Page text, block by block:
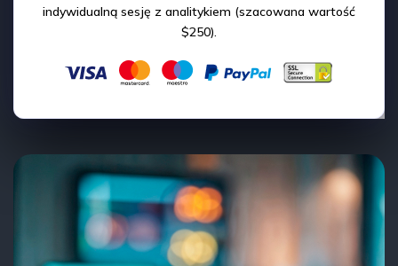
indywidualną sesję z analitykiem (szacowana wartość
$250).